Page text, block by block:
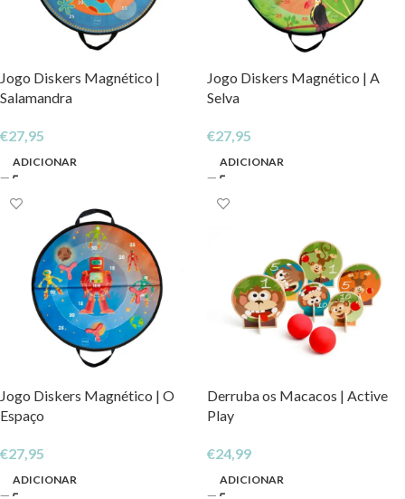
Jogo Diskers Magnético |
Salamandra
€27,95
ADICIONAR
Jogo Diskers Magnético | A
Selva
€27,95
ADICIONAR
Jogo Diskers Magnético | O
Espaço
€27,95
ADICIONAR
Derruba os Macacos | Active
Play
€24,99
ADICIONAR